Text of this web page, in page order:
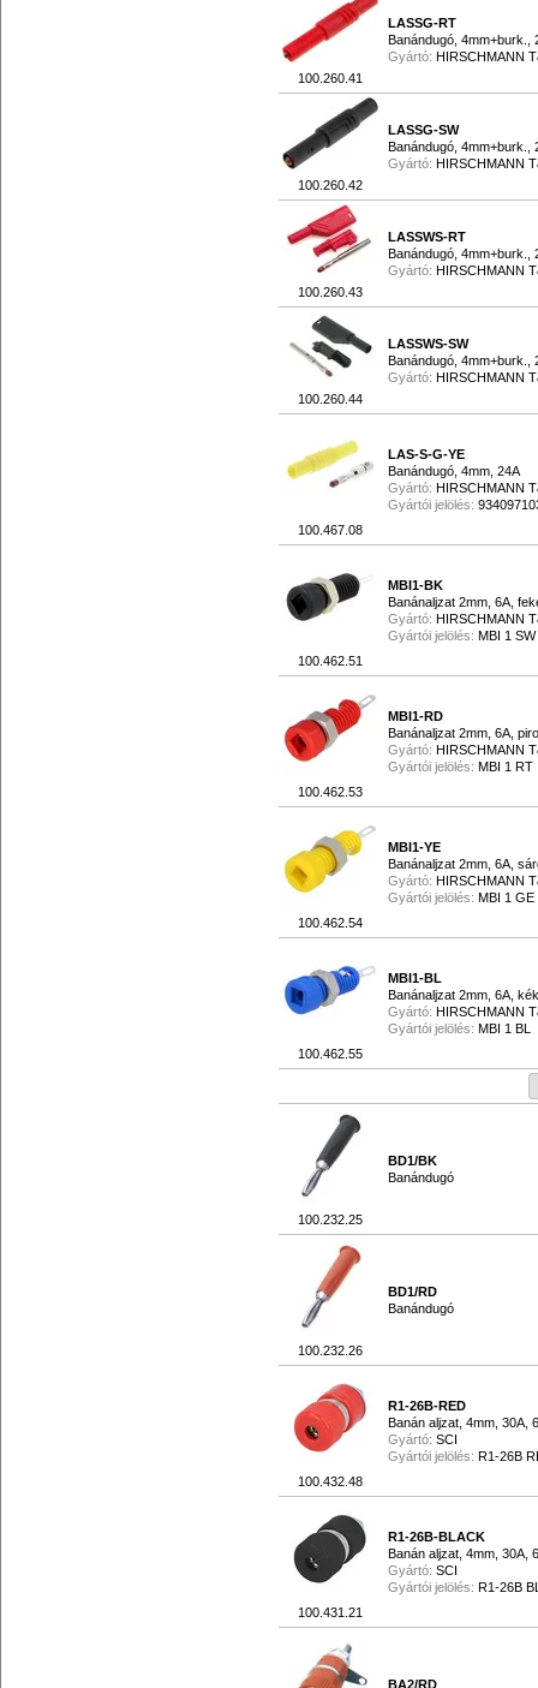
100.260.41
LASSG-RT
Banándugó, 4mm+burk.,
Gyártó: HIRSCHMANN
100.260.42
LASSG-SW
Banándugó, 4mm+burk.,
Gyártó: HIRSCHMANN
100.260.43
LASSWS-RT
Banándugó, 4mm+burk.,
Gyártó: HIRSCHMANN
100.260.44
LASSWS-SW
Banándugó, 4mm+burk.,
Gyártó: HIRSCHMANN
100.467.08
LAS-S-G-YE
Banándugó, 4mm, 24A
Gyártó: HIRSCHMANN
Gyártói jelölés:
100.462.51
MBI1-BK
Banánaljzat 2mm, 6A,
Gyártó: HIRSCHMANN
Gyártói jelölés: MBI 1 SW
100.462.53
MBI1-RD
Banánaljzat 2mm, 6A,
Gyártó: HIRSCHMANN
Gyártói jelölés: MBI 1 RT
100.462.54
MBI1-YE
Banánaljzat 2mm, 6A,
Gyártó: HIRSCHMANN
Gyártói jelölés: MBI 1 GE
100.462.55
MBI1-BL
Banánaljzat 2mm, 6A, kék
Gyártó: HIRSCHMANN
Gyártói jelölés: MBI 1 BL
100.232.25
BD1/BK
Banándugó
100.232.26
BD1/RD
Banándugó
100.432.48
R1-26B-RED
Banán aljzat, 4mm, 30A,
Gyártó: SCI
Gyártói jelölés: R1-26B
100.431.21
R1-26B-BLACK
Banán aljzat, 4mm, 30A,
Gyártó: SCI
Gyártói jelölés: R1-26B
BA2/RD